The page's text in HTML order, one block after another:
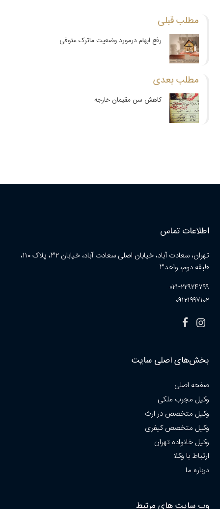
مطلب قبلی
رفع ابهام درمورد وضعیت ماترک متوفی
مطلب بعدی
کاهش سن مقیمان خارجه
اطلاعات تماس
تهران، سعادت آباد، خیابان اصلی سعادت آباد، خیابان ۳۲، پلاک ۱۱۰،
طبقه دوم، واحد۳
۰۲۱-۲۲۹۲۴۷۹۹
۰۹۱۲۱۹۹۷۱۰۲
بخش‌های اصلی سایت
صفحه اصلی
وکیل مجرب ملکی
وکیل متخصص در ارث
وکیل متخصص کیفری
وکیل خانواده تهران
ارتباط با وکلا
درباره ما
وب سایت های مرتبط